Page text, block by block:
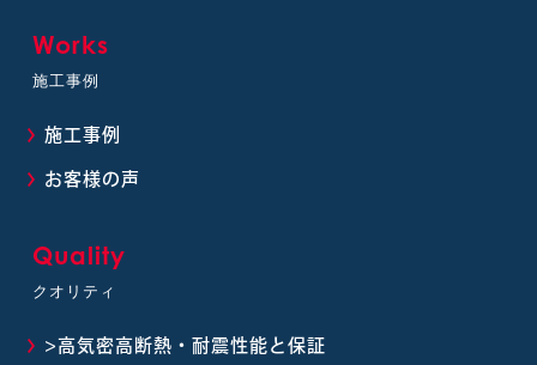
Works
施工事例
施工事例
お客様の声
Quality
クオリティ
>高気密高断熱・耐震性能と保証